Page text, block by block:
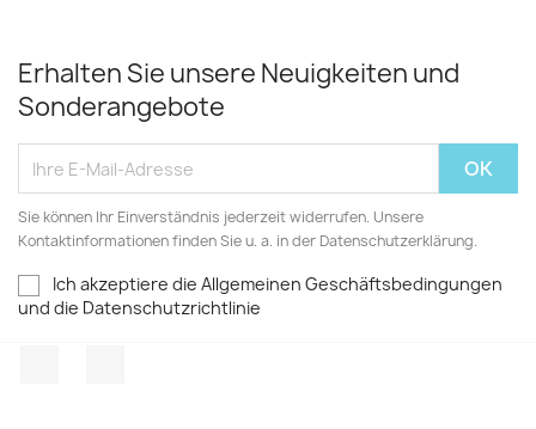
Erhalten Sie unsere Neuigkeiten und
Sonderangebote
Sie können Ihr Einverständnis jederzeit widerrufen. Unsere
Kontaktinformationen finden Sie u. a. in der Datenschutzerklärung.
Ich akzeptiere die Allgemeinen Geschäftsbedingungen
und die Datenschutzrichtlinie